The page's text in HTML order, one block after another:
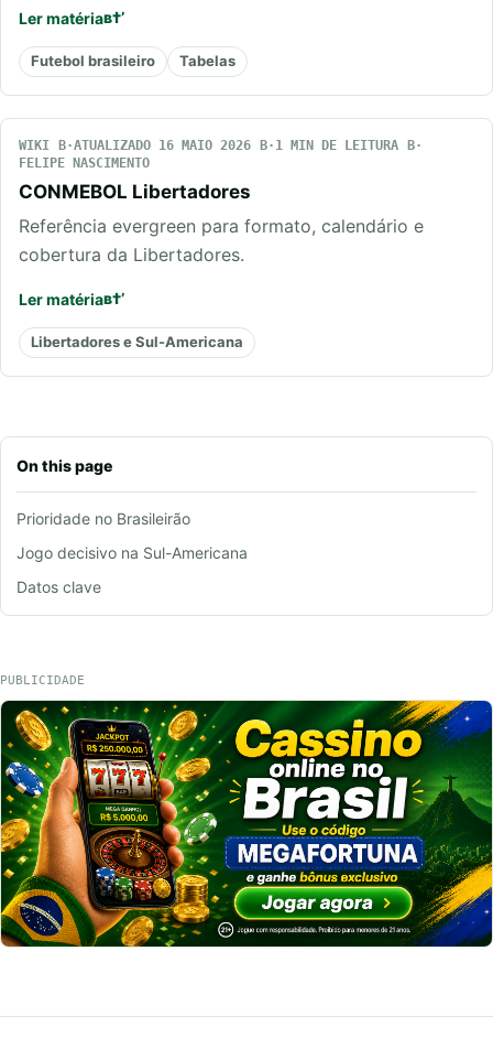
On this page
Prioridade no Brasileirão
Jogo decisivo na Sul-Americana
Datos clave
Ler matéria
Futebol brasileiro Tabelas
WIKI ATUALIZADO 16 MAIO 2026
1 MIN DE LEITURA
FELIPE NASCIMENTO
CONMEBOL Libertadores
Referência evergreen para formato, calendário e
cobertura da Libertadores.
Ler matéria
Libertadores e Sul-Americana
PUBLICIDADE